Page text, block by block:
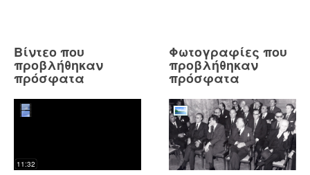
Βίντεο που
προβλήθηκαν
πρόσφατα
11:32
Φωτογραφίες που
προβλήθηκαν
πρόσφατα